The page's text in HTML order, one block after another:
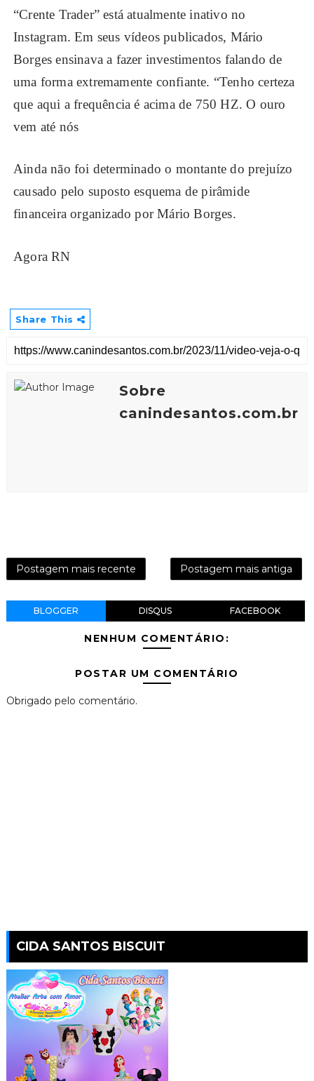
“Crente Trader” está atualmente inativo no
Instagram. Em seus vídeos publicados, Mário
Borges ensinava a fazer investimentos falando de
uma forma extremamente confiante. “Tenho certeza
que aqui a frequência é acima de 750 HZ. O ouro
vem até nós
Ainda não foi determinado o montante do prejuízo
causado pelo suposto esquema de pirâmide
financeira organizado por Mário Borges.
Agora RN
Share This
Sobre
canindesantos.com.br
Postagem mais recente Postagem mais antiga
BLOGGER DISQUS FACEBOOK
NENHUM COMENTÁRIO:
POSTAR UM COMENTÁRIO
Obrigado pelo comentário.
CIDA SANTOS BISCUIT